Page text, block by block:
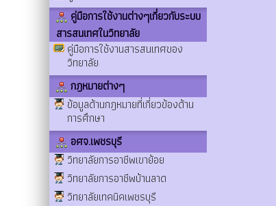
คู่มือการใช้งานต่างๆเกี่ยวกับระบบ
สารสนเทศในวิทยาลัย
คู่มือการใช้งานสารสนเทศของ
วิทยาลัย
กฎหมายต่างๆ
ข้อมูลด้านกฎหมายที่เกี่ยวข้องด้าน
การศึกษา
อศจ.เพชรบุรี
วิทยาลัยการอาชีพเขาย้อย
วิทยาลัยการอาชีพบ้านลาด
วิทยาลัยเทคนิคเพชรบุรี